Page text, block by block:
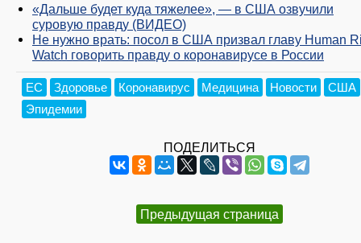
«Дальше будет куда тяжелее», — в США озвучили
суровую правду (ВИДЕО)
Не нужно врать: посол в США призвал главу Human
Watch говорить правду о коронавирусе в России
ЕС Здоровье Коронавирус Медицина Новости
США
Эпидемии
ПОДЕЛИТЬСЯ
Предыдущая страница